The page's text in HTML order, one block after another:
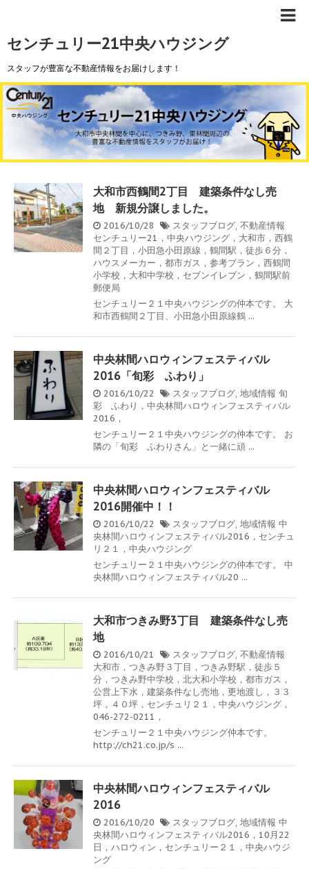
センチュリー21中央ハウジング
スタッフが豊富な不動産情報をお届けします！
大和市西鶴間2丁目 建築条件なし売
地 新規分譲しました。
2016/10/28 スタッフブログ, 不動産情報
センチュリー21，中央ハウジング，大和市，西鶴
間２丁目，小田急小田原線，鶴間駅，徒歩６分，
ハウスメーカー，都市ガス，参考プラン，西鶴間
小学校，大和中学校，セブンイレブン，鶴間駅前
郵便局
センチュリー２１中央ハウジングの仲本です。 大
和市西鶴間２丁目、小田急小田原線鶴 ...
中央林間ハロウィンフェスティバル
2016「旬彩 ふわり」
2016/10/22 スタッフブログ, 地域情報 旬
彩 ふわり，中央林間ハロウィンフェスティバル
2016，
センチュリー２１中央ハウジングの仲本です。 お
隣の「旬彩 ふわりさん」と一緒に頑 ...
中央林間ハロウィンフェスティバル
2016開催中！！
2016/10/22 スタッフブログ, 地域情報 中
央林間ハロウィンフェスティバル2016，センチュ
リ２１，中央ハウジング
センチュリー２１中央ハウジングの仲本です。 中
央林間ハロウィンフェスティバル20 ...
大和市つきみ野3丁目 建築条件なし売
地
2016/10/21 スタッフブログ, 不動産情報
大和市，つきみ野３丁目，つきみ野駅，徒歩５
分，つきみ野中学校，北大和小学校，都市ガス，
公営上下水，建築条件なし売地，更地渡し，３３
坪，４０坪，センチュリ２１，中央ハウジング，
046-272-0211，
センチュリー２１中央ハウジング仲本です。
http://ch21.co.jp/s ...
中央林間ハロウィンフェスティバル
2016
2016/10/20 スタッフブログ, 地域情報 中
央林間ハロウィンフェスティバル2016，10月22
日，ハロウィン，センチュリー２１，中央ハウジ
ング